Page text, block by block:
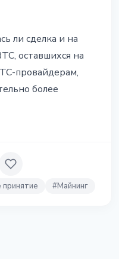
ли сделка и на
оставшихся на
провайдерам,
более
#Майнинг